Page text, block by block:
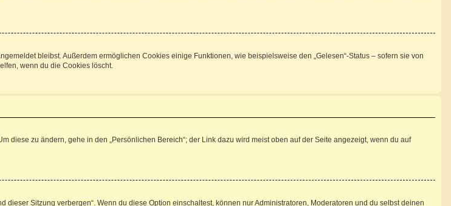
bleibst. Außerdem ermöglichen Cookies einige Funktionen, wie beispielsweise den „Gelesen“-Status – sofern sie von
wenn du die Cookies löscht.
zu ändern, gehe in den „Persönlichen Bereich“; der Link dazu wird meist oben auf der Seite angezeigt, wenn du auf
Sitzung verbergen“. Wenn du diese Option einschaltest, können nur Administratoren, Moderatoren und du selbst deinen